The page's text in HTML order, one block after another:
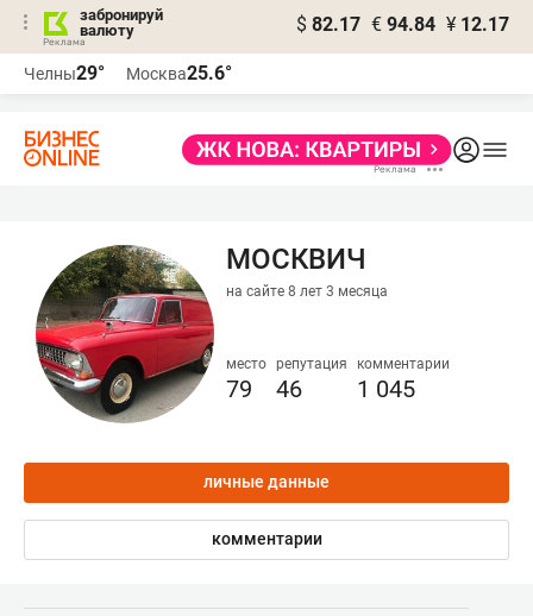
забронируй
валюту
$ 82.17 € 94.84 ¥ 12.17
Челны29° Москва25.6°
МОСКВИЧ
на сайте 8 лет 3 месяца
место
79
репутация
46
комментарии
1 045
личные данные
комментарии